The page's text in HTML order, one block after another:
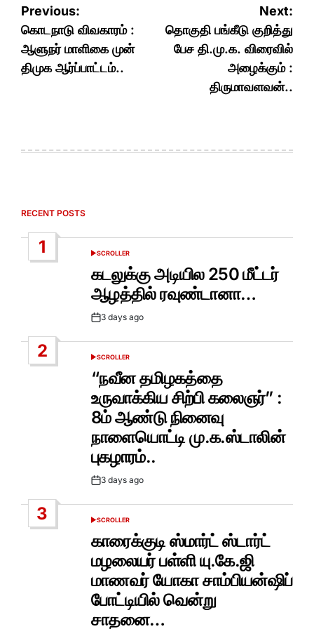
Post
navigation
Previous:
கொடநாடு விவகாரம் :
ஆளுநர் மாளிகை முன்
திமுக ஆர்ப்பாட்டம்..
Next:
தொகுதி பங்கீடு குறித்து
பேச தி.மு.க. விரைவில்
அழைக்கும் :
திருமாவளவன்..
RECENT POSTS
1
POSTED
SCROLLER
கடலுக்கு அடியில 250 மீட்டர்
ஆழத்தில் ரவுண்டானா…
Post3 days ago
2
POSTED
IN
SCROLLER
“நவீன தமிழகத்தை
உருவாக்கிய சிற்பி கலைஞர்” :
8ம் ஆண்டு நினைவு
நாளையொட்டி மு.க.ஸ்டாலின்
புகழாரம்..
Post3 days ago
3
POSTED
SCROLLER
காரைக்குடி ஸ்மார்ட் ஸ்டார்ட்
மழலையர் பள்ளி யு.கே.ஜி
மாணவர் யோகா சாம்பியன்ஷிப்
போட்டியில் வென்று
சாதனை…